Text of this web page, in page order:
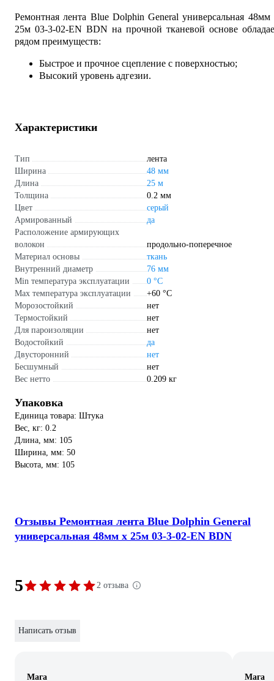
Ремонтная лента Blue Dolphin General универсальная 48мм
25м 03-3-02-EN BDN на прочной тканевой основе
рядом преимуществ:
Быстрое и прочное сцепление с поверхностью;
Высокий уровень адгезии.
Характеристики
Тип
лента
Ширина
48 мм
Длина
25 м
Толщина
0.2 мм
Цвет
серый
Армированный
да
Расположение армирующих
волокон
продольно-поперечное
Материал основы
ткань
Внутренний диаметр
76 мм
Min температура эксплуатации
0 °С
Max температура эксплуатации
+60 °С
Морозостойкий
нет
Термостойкий
нет
Для пароизоляции
нет
Водостойкий
да
Двусторонний
нет
Бесшумный
нет
Вес нетто
0.209 кг
Упаковка
Единица товара: Штука
Вес, кг: 0.2
Длина, мм: 105
Ширина, мм: 50
Высота, мм: 105
Отзывы Ремонтная лента Blue Dolphin General
универсальная 48мм х 25м 03-3-02-EN BDN
5 2 отзыва
Написать отзыв
Мага Мага